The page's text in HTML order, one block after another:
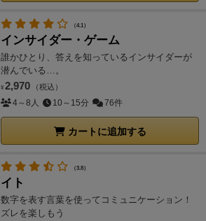
（4.1）
インサイダー・ゲーム
誰かひとり、答えを知っているインサイダーが
潜んでいる…。
¥ 2,970 （税込）
4～8人 10～15分 76件
カートに追加する
（3.8）
イト
数字を表す言葉を使ってコミュニケーション！
ズレを楽しもう